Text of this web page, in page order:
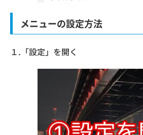
メニューの設定方法
１.「設定」を開く